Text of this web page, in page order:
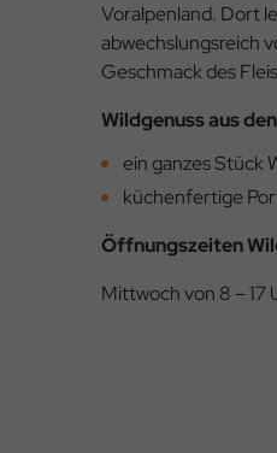
Voralpenland. Dort
abwechslungsreich
Geschmack des
Wildgenuss aus
ein ganzes Stück
küchenfertige
Öffnungszeiten
Mittwoch von 8 – 17